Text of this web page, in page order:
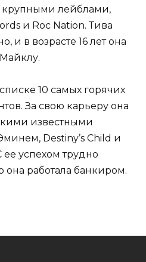
крупными лейблами,
и Roc Nation. Тива
и в возрасте 16 лет она
10 самых горячих
За свою карьеру она
известными
Destiny’s Child и
ее успехом трудно
она работала банкиром.